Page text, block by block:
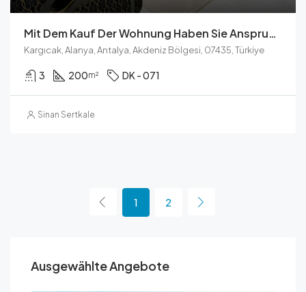
Mit Dem Kauf Der Wohnung Haben Sie Anspruch Auf Die Türkische Staatsbürgerschaft
Kargıcak, Alanya, Antalya, Akdeniz Bölgesi, 07435, Türkiye
3 200m² DK - 071
Sinan Sertkale
1 2
Ausgewählte Angebote